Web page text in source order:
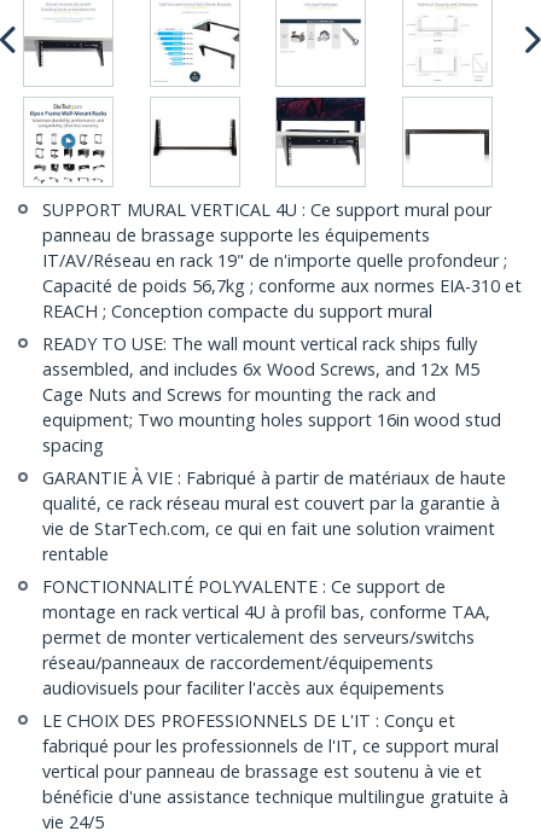
SUPPORT MURAL VERTICAL 4U : Ce support mural pour
panneau de brassage supporte les équipements
IT/AV/Réseau en rack 19" de n'importe quelle profondeur ;
Capacité de poids 56,7kg ; conforme aux normes EIA-310 et
REACH ; Conception compacte du support mural
READY TO USE: The wall mount vertical rack ships fully
assembled, and includes 6x Wood Screws, and 12x M5
Cage Nuts and Screws for mounting the rack and
equipment; Two mounting holes support 16in wood stud
spacing
GARANTIE À VIE : Fabriqué à partir de matériaux de haute
qualité, ce rack réseau mural est couvert par la garantie à
vie de StarTech.com, ce qui en fait une solution vraiment
rentable
FONCTIONNALITÉ POLYVALENTE : Ce support de
montage en rack vertical 4U à profil bas, conforme TAA,
permet de monter verticalement des serveurs/switchs
réseau/panneaux de raccordement/équipements
audiovisuels pour faciliter l'accès aux équipements
LE CHOIX DES PROFESSIONNELS DE L'IT : Conçu et
fabriqué pour les professionnels de l'IT, ce support mural
vertical pour panneau de brassage est soutenu à vie et
bénéficie d'une assistance technique multilingue gratuite à
vie 24/5